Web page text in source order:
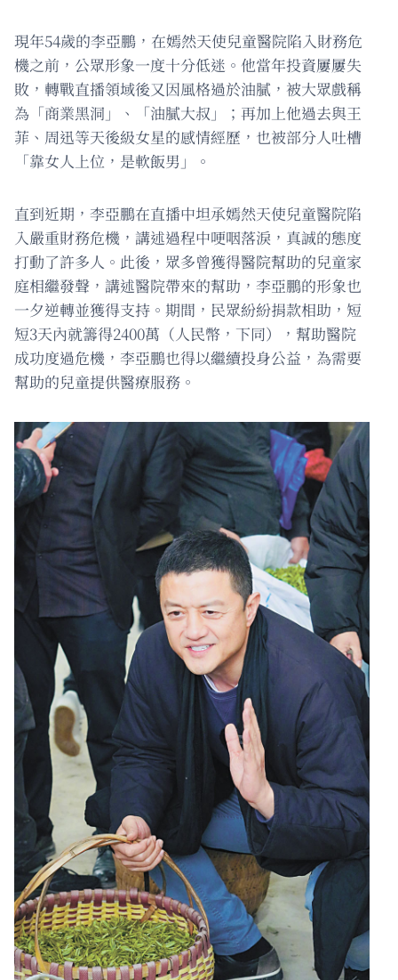
現年54歲的李亞鵬，在嫣然天使兒童醫院陷入財務危
機之前，公眾形象一度十分低迷。他當年投資屢屢失
敗，轉戰直播領域後又因風格過於油膩，被大眾戲稱
為「商業黑洞」、「油膩大叔」；再加上他過去與王
菲、周迅等天後級女星的感情經歷，也被部分人吐槽
「靠女人上位，是軟飯男」。
直到近期，李亞鵬在直播中坦承嫣然天使兒童醫院陷
入嚴重財務危機，講述過程中哽咽落淚，真誠的態度
打動了許多人。此後，眾多曾獲得醫院幫助的兒童家
庭相繼發聲，講述醫院帶來的幫助，李亞鵬的形象也
一夕逆轉並獲得支持。期間，民眾紛紛捐款相助，短
短3天內就籌得2400萬（人民幣，下同），幫助醫院
成功度過危機，李亞鵬也得以繼續投身公益，為需要
幫助的兒童提供醫療服務。